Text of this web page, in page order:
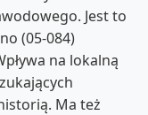
Jest to
(05-084)
na lokalną
Ma też